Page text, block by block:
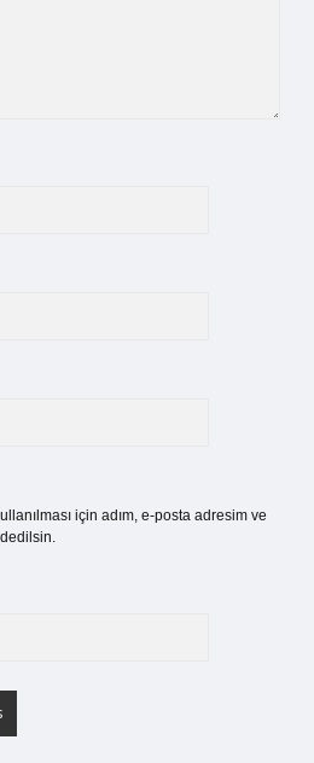
için adım, e-posta adresim ve